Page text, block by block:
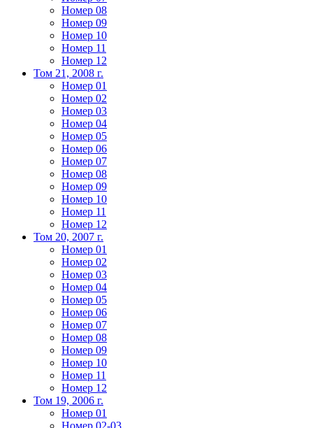
Номер 08
Номер 09
Номер 10
Номер 11
Номер 12
Том 21, 2008 г.
Номер 01
Номер 02
Номер 03
Номер 04
Номер 05
Номер 06
Номер 07
Номер 08
Номер 09
Номер 10
Номер 11
Номер 12
Том 20, 2007 г.
Номер 01
Номер 02
Номер 03
Номер 04
Номер 05
Номер 06
Номер 07
Номер 08
Номер 09
Номер 10
Номер 11
Номер 12
Том 19, 2006 г.
Номер 01
Номер 02-03